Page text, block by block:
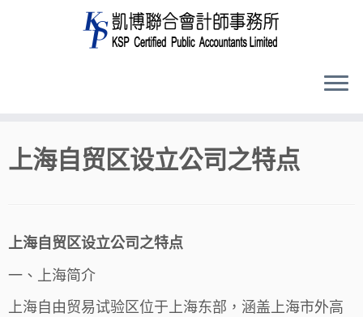
content
上海自贸区设立公司之特点
上海自贸区设立公司之特点
一、上海简介
上海自由贸易试验区位于上海东部，涵盖上海市外高